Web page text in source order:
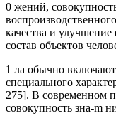
0 жений,
качества и
состав объектов
1 ла обычно включают
специального
275]. В современном
совокупность зна-m